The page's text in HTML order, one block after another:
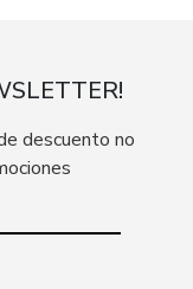
descuento no